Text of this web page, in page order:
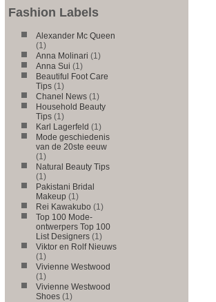
Fashion Labels
Alexander Mc Queen
(1)
Anna Molinari (1)
Anna Sui (1)
Beautiful Foot Care
Tips (1)
Chanel News (1)
Household Beauty
Tips (1)
Karl Lagerfeld (1)
Mode geschiedenis
van de 20ste eeuw
(1)
Natural Beauty Tips
(1)
Pakistani Bridal
Makeup (1)
Rei Kawakubo (1)
Top 100 Mode-
ontwerpers Top 100
List Designers (1)
Viktor en Rolf Nieuws
(1)
Vivienne Westwood
(1)
Vivienne Westwood
Shoes (1)